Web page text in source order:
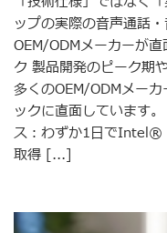
ップの実際の音声通話
OEM/ODMメーカーが
ク 製品開発のピーク期
多くのOEM/ODMメー
ックに直面しています
ス：わずか1日でIntel®
取得 [...]